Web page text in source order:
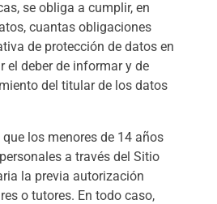
se obliga a cumplir, en
cuantas obligaciones
de protección de datos en
el deber de informar y de
del titular de los datos
los menores de 14 años
a través del Sitio
la previa autorización
o tutores. En todo caso,